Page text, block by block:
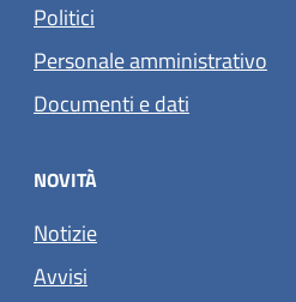
Politici
Personale amministrativo
Documenti e dati
NOVITÀ
Notizie
Avvisi